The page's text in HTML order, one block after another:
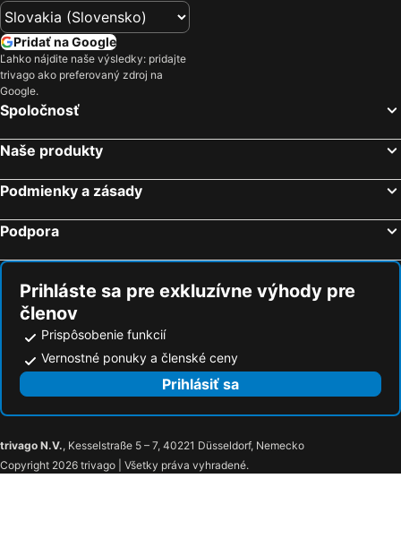
Hotely Wörthersee
Hotely Poľsko
Hotely Česká republika
Hotely Drač
Pridať na Google
Ľahko nájdite naše výsledky: pridajte
trivago ako preferovaný zdroj na
Google.
Spoločnosť
Naše produkty
Podmienky a zásady
Podpora
Prihláste sa pre exkluzívne výhody pre
členov
Prispôsobenie funkcií
Vernostné ponuky a členské ceny
Prihlásiť sa
trivago N.V., Kesselstraße 5 – 7, 40221 Düsseldorf, Nemecko
Copyright 2026 trivago | Všetky práva vyhradené.